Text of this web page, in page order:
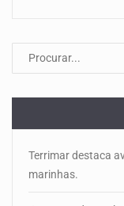
Terrimar destaca
marinhas.